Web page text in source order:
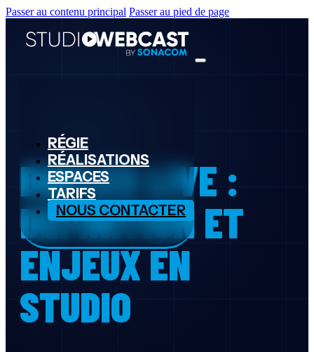
Passer au contenu principal Passer au pied de page
RÉGIE
RÉALISATIONS
ESPACES
TARIFS
NOUS CONTACTER
DUPLEX LIVE :
DÉFINITION ET
ENJEUX EN
STUDIO